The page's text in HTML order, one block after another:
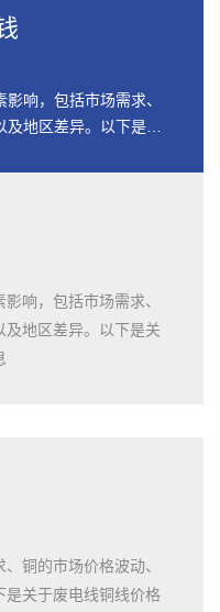
响，包括市场需求、
地区差异。以下是关
响，包括市场需求、
地区差异。以下是关
铜的市场价格波动、
是关于废电线铜线价格